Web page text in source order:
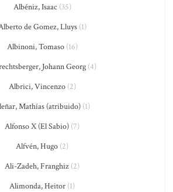
Albéniz, Isaac (35)
de Gomez, Lluys(1)
Albinoni, Tomaso(16)
Johann Georg (4)
Albrici, Vincenzo(2)
Mathías (atribuido) (1)
Alfonso X (El Sabio) (7)
Alfvén, Hugo (2)
Ali-Zadeh, Franghiz (2)
Alimonda, Heitor (1)